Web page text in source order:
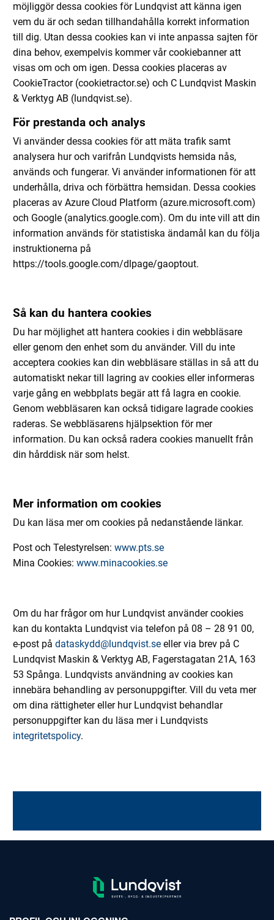
möjliggör dessa cookies för Lundqvist att känna igen
vem du är och sedan tillhandahålla korrekt information
till dig. Utan dessa cookies kan vi inte anpassa sajten för
dina behov, exempelvis kommer vår cookiebanner att
visas om och om igen. Dessa cookies placeras av
CookieTractor (cookietractor.se) och C Lundqvist Maskin
& Verktyg AB (lundqvist.se).
För prestanda och analys
Vi använder dessa cookies för att mäta trafik samt
analysera hur och varifrån Lundqvists hemsida nås,
används och fungerar. Vi använder informationen för att
underhålla, driva och förbättra hemsidan. Dessa cookies
placeras av Azure Cloud Platform (azure.microsoft.com)
och Google (analytics.google.com). Om du inte vill att din
information används för statistiska ändamål kan du följa
instruktionerna på
https://tools.google.com/dlpage/gaoptout.
Så kan du hantera cookies
Du har möjlighet att hantera cookies i din webbläsare
eller genom den enhet som du använder. Vill du inte
acceptera cookies kan din webbläsare ställas in så att du
automatiskt nekar till lagring av cookies eller informeras
varje gång en webbplats begär att få lagra en cookie.
Genom webbläsaren kan också tidigare lagrade cookies
raderas. Se webbläsarens hjälpsektion för mer
information. Du kan också radera cookies manuellt från
din hårddisk när som helst.
Mer information om cookies
Du kan läsa mer om cookies på nedanstående länkar.
Post och Telestyrelsen: www.pts.se
Mina Cookies: www.minacookies.se
Om du har frågor om hur Lundqvist använder cookies
kan du kontakta Lundqvist via telefon på 08 – 28 91 00,
e-post på dataskydd@lundqvist.se eller via brev på C
Lundqvist Maskin & Verktyg AB, Fagerstagatan 21A, 163
53 Spånga. Lundqvists användning av cookies kan
innebära behandling av personuppgifter. Vill du veta mer
om dina rättigheter eller hur Lundqvist behandlar
personuppgifter kan du läsa mer i Lundqvists
integritetspolicy.